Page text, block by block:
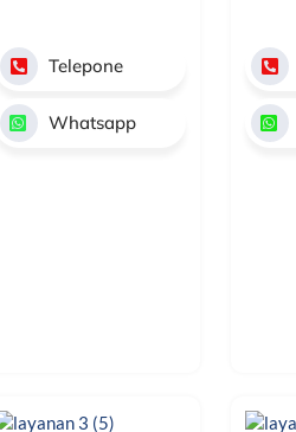
Telepone
Whatsapp